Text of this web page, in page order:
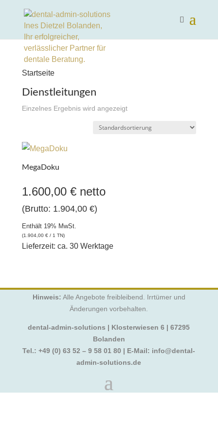
Startseite
Dienstleitungen
Einzelnes Ergebnis wird angezeigt
MegaDoku
1.600,00 € netto
(Brutto: 1.904,00 €)
Enthält 19% MwSt.
(1.904,00 €/ 1 TN)
Lieferzeit: ca. 30 Werktage
Hinweis: Alle Angebote freibleibend. Irrtümer und
Änderungen vorbehalten.
dental-admin-solutions | Klosterwiesen 6 | 67295
Bolanden
Tel.:+49 (0) 63 52 – 9 58 01 80 | E-Mail: info@dental-
admin-solutions.de